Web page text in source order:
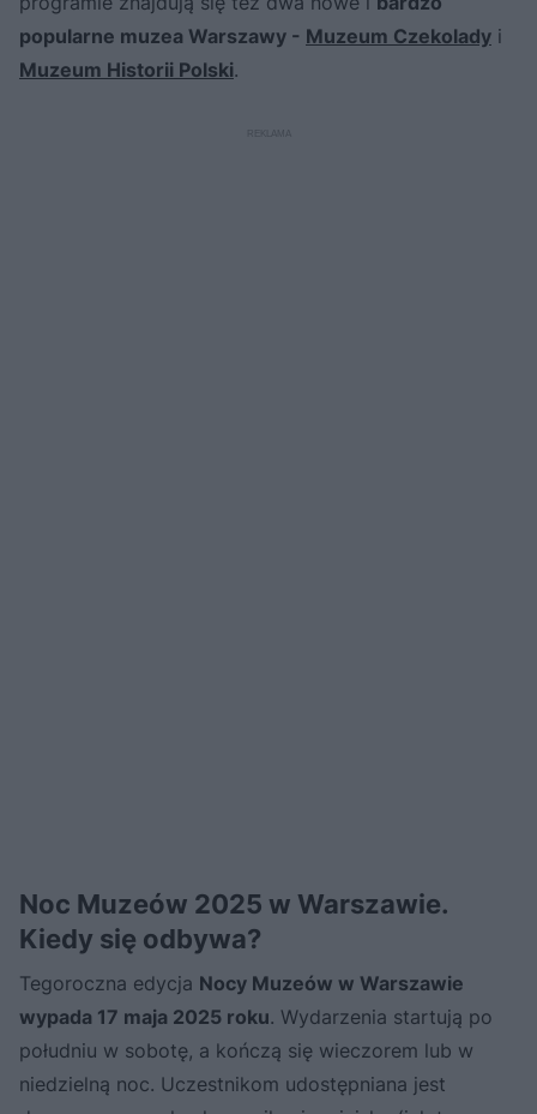
popularne muzea Warszawy - Muzeum Czekolady i
Muzeum Historii Polski.
Noc Muzeów 2025 w Warszawie.
Kiedy się odbywa?
Tegoroczna edycja Nocy Muzeów w Warszawie
wypada 17 maja 2025 roku. Wydarzenia startują po
południu w sobotę, a kończą się wieczorem lub w
niedzielną noc. Uczestnikom udostępniana jest